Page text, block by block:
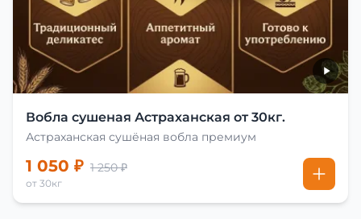
Вобла сушеная Астраханская от 30кг.
Астраханская сушёная вобла премиум
1 050 ₽ 1 250 ₽
от 30кг